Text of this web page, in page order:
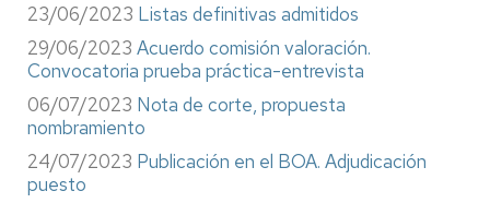
23/06/2023 Listas definitivas admitidos
29/06/2023 Acuerdo comisión valoración.
Convocatoria prueba práctica-entrevista
06/07/2023 Nota de corte, propuesta
nombramiento
24/07/2023 Publicación en el BOA. Adjudicación
puesto